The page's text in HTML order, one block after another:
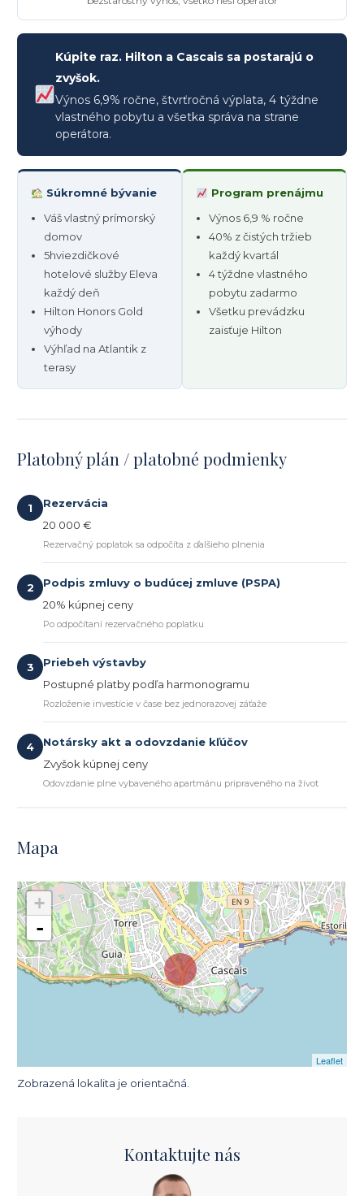
Kúpite raz. Hilton a Cascais sa postarajú o
zvyšok.
Výnos 6,9% ročne, štvrťročná výplata, 4 týždne
vlastného pobytu a všetka správa na strane
operátora.
Súkromné ​​bývanie
Váš vlastný prímorský
domov
5hviezdičkové
hotelové služby Eleva
každý deň
Hilton Honors Gold
výhody
Výhľad na Atlantik z
terasy
Program prenájmu
Výnos 6,9 % ročne
40% z čistých tržieb
každý kvartál
4 týždne vlastného
pobytu zadarmo
Všetku prevádzku
zaisťuje Hilton
Platobný plán / platobné podmienky
1
Rezervácia
20 000 €
Rezervačný poplatok sa odpočíta z ďalšieho plnenia
2
Podpis zmluvy o budúcej zmluve (PSPA)
20% kúpnej ceny
Po odpočítaní rezervačného poplatku
3
Priebeh výstavby
Postupné platby podľa harmonogramu
Rozloženie investície v čase bez jednorazovej záťaže
4
Notársky akt a odovzdanie kľúčov
Zvyšok kúpnej ceny
Odovzdanie plne vybaveného apartmánu pripraveného na život
Mapa
+
-
Leaflet
Zobrazená lokalita je orientačná.
Kontaktujte nás